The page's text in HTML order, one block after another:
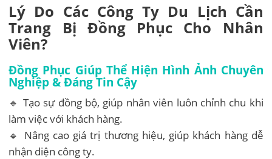
Lý Do Các Công Ty Du Lịch Cần
Trang Bị Đồng Phục Cho Nhân
Viên?
Đồng Phục Giúp Thể Hiện Hình Ảnh Chuyên
Nghiệp & Đáng Tin Cậy
🔹 Tạo sự đồng bộ, giúp nhân viên luôn chỉnh chu khi
làm việc với khách hàng.
🔹 Nâng cao giá trị thương hiệu, giúp khách hàng dễ
nhận diện công ty.